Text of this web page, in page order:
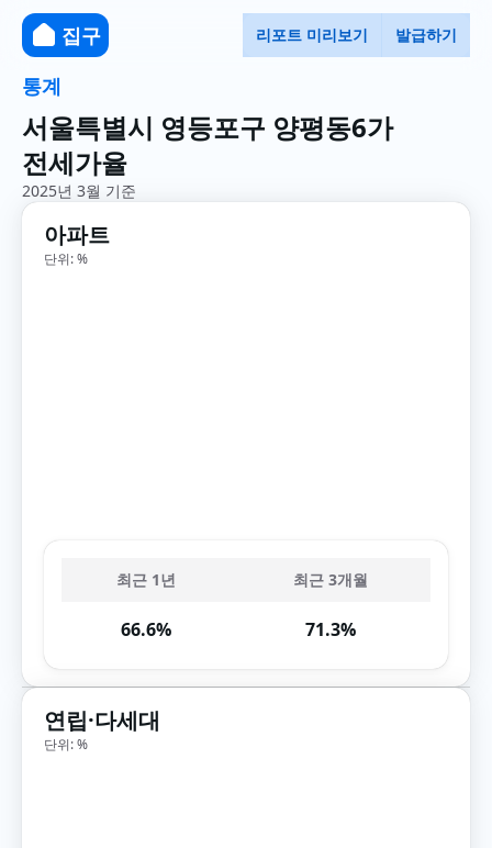
집구 리포트 미리보기 발급하기
통계
서울특별시 영등포구 양평동6가
전세가율
2025년 3월 기준
아파트
단위: %
최근 1년 최근 3개월
66.6% 71.3%
연립·다세대
단위: %